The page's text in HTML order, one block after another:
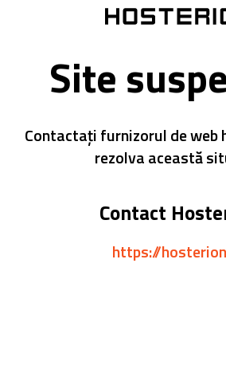
Site
Contactați furnizorul de web
rezolva această
Contact
https://